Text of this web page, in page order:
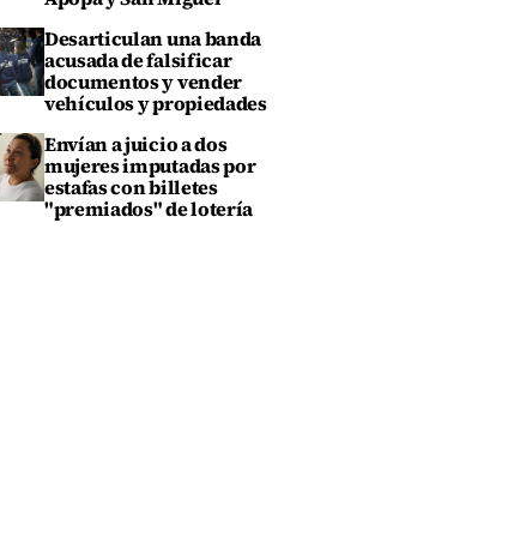
Desarticulan una banda
acusada de falsificar
documentos y vender
vehículos y propiedades
Envían a juicio a dos
mujeres imputadas por
estafas con billetes
"premiados" de lotería